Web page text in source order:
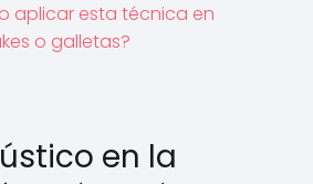
aplicar esta técnica en
o galletas?
en la